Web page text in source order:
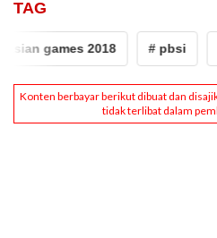
TAG
games 2018 # pbsi